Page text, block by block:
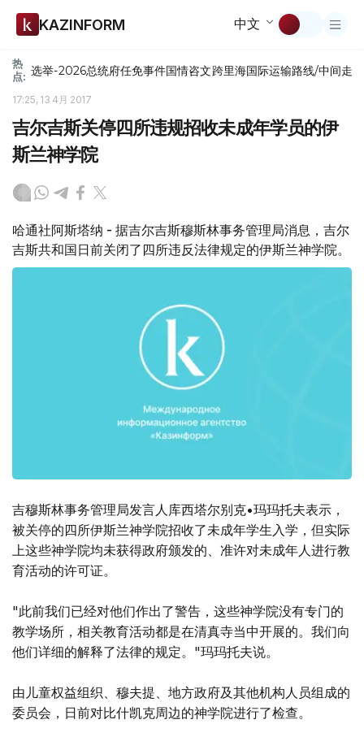
KAZINFORM 中文
热
点: 选举-2026总统府任免事件国情咨文跨里海国际运输路线/中间走廊
17:25, 13 4月 2017
吉尔吉斯关停四所违规招收未成年学员的伊
斯兰神学院
哈通社阿斯塔纳 - 据吉尔吉斯穆斯林事务管理局消息，吉尔
吉斯共和国日前关闭了四所违反法律规定的伊斯兰神学院。
吉穆斯林事务管理局发言人库西塔尔别克•玛玛托夫表示，
被关停的四所伊斯兰神学院招收了未成年学生入学，但实际
上这些神学院均未获得政府颁发的、准许对未成年人进行教
育活动的许可证。
"此前我们已经对他们作出了警告，这些神学院没有专门的
教学场所，相关教育活动都是在清真寺当中开展的。我们向
他们详细的解释了法律的规定。"玛玛托夫说。
由儿童权益组织、穆夫提、地方政府及其他机构人员组成的
委员会，日前对比什凯克周边的神学院进行了检查。